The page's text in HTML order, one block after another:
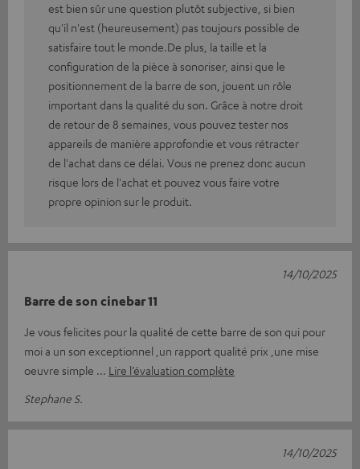
est bien sûr une question plutôt subjective, si bien
qu'il n'est (heureusement) pas toujours possible de
satisfaire tout le monde.De plus, la taille et la
configuration de la pièce à sonoriser, ainsi que le
positionnement de la barre de son, jouent un rôle
important dans la qualité du son. Grâce à notre droit
de retour de 8 semaines, vous pouvez tester nos
appareils de manière approfondie et vous rétracter
de l'achat dans ce délai. Vous ne prenez donc aucun
risque lors de l'achat et pouvez vous faire votre
propre opinion sur le produit.
Barre de son cinebar 11
Je vous felicites pour la qualité de cette barre de son qui pour
moi a un son exceptionnel ,un rapport qualité prix ,une mise
oeuvre simple
Lire l’évaluation complète
Stephane S.
14/10/2025
14/10/2025